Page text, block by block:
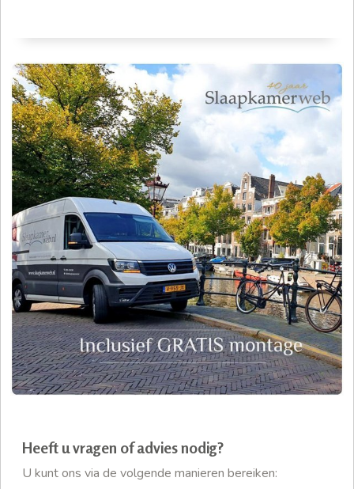
Heeft u vragen of advies nodig?
U kunt ons via de volgende manieren bereiken: